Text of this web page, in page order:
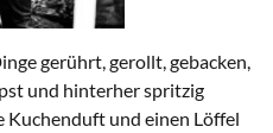
gerührt, gerollt, gebacken,
und hinterher spritzig
Kuchenduft und einen Löffel